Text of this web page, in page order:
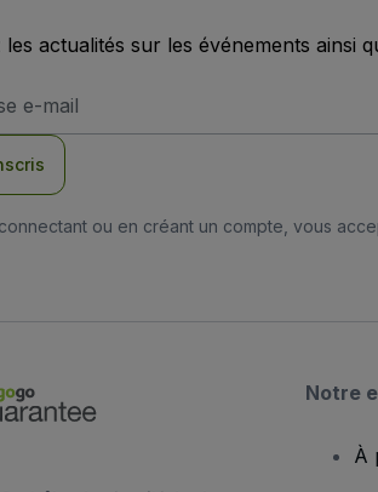
les actualités sur les événements ainsi
ou en créant un compte, vous
Notre
À